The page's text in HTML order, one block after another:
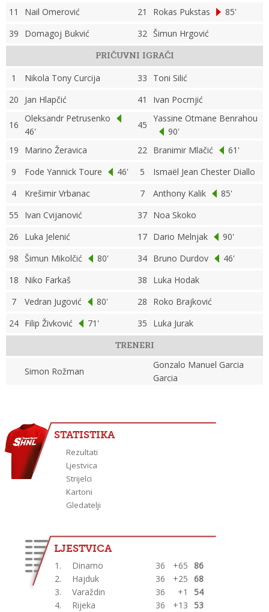
11
Nail Omerović 21 Rokas Pukstas
85'
39
Domagoj Bukvić 32 Šimun Hrgović
PRIČUVNI IGRAČI
1 Nikola Tony Curcija 33
Toni Silić
20
Jan Hlapčić 41 Ivan Pocrnjić
16
Oleksandr Petrusenko
46'
45
Yassine Otmane Benrahou
90'
19
Marino Žeravica 22 Branimir Mlačić
61'
9
Fode Yannick Toure 46' 5
Ismaël Jean Chester Diallo
4
Krešimir Vrbanac 7 Anthony Kalik
85'
55
Ivan Cvijanović 37 Noa Skoko
26
Luka Jelenić 17 Dario Melnjak
90'
98 Šimun Mikolčić 80' 34 Bruno Durdov
46'
18
Niko Farkaš 38
Luka Hodak
7
Vedran Jugović 80' 28
Roko Brajković
24 Filip Živković 71' 35 Luka Jurak
TRENERI
Simon Rožman
Gonzalo Manuel Garcia
Garcia
STATISTIKA
Rezultati
Ljestvica
Strijelci
Kartoni
Gledatelji
LJESTVICA
1. Dinamo 36 +65
86
2.
Hajduk 36 +25
68
3.
Varaždin 36 +1
54
4.
Rijeka 36 +13 53